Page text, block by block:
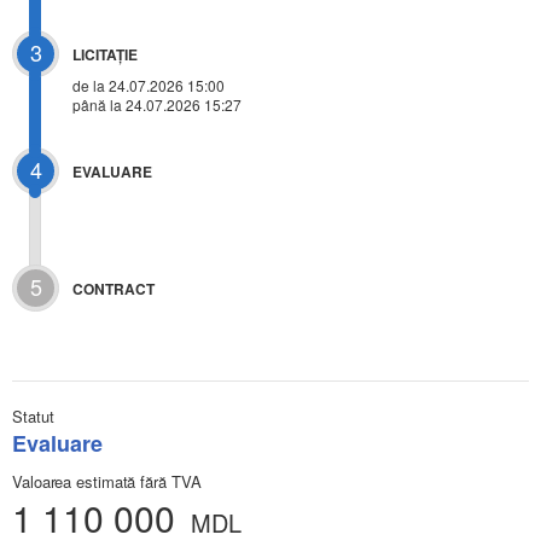
3 LICITAŢIE
de la 24.07.2026 15:00
până la 24.07.2026 15:27
4 EVALUARE
5 CONTRACT
Statut
Evaluare
Valoarea estimată fără TVA
1 110 000 MDL